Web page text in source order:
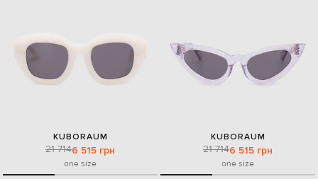
KUBORAUM
21 7146 515 грн
one size
KUBORAUM
21 7146 515 грн
one size